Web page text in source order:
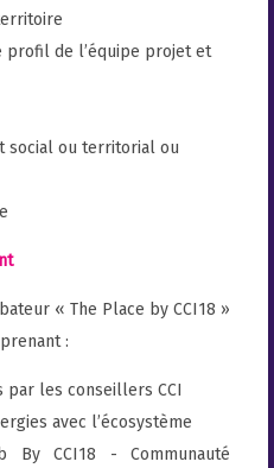
profil de l’équipe projet et
social ou territorial ou
« The Place by CCI18 »
:
par les conseillers CCI
avec l’écosystème
By CCI18 - Communauté